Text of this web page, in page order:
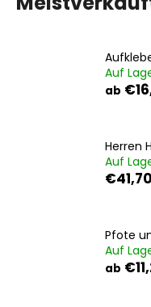
Auf
ab
Herren
Auf
€41,70
Pfote
Auf
ab
S